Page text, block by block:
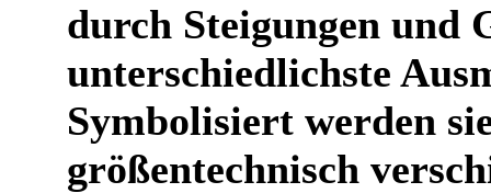
durch Steigungen und
unterschiedlichste
Symbolisiert werden
größentechnisch